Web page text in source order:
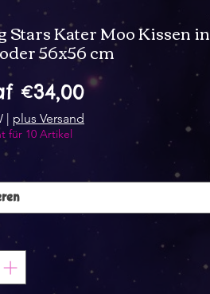
Stars Kater Moo Kissen in
56x56 cm
€34,00Verkoopprijs
| plus Versand
für 10 Artikel